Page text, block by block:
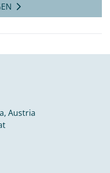
Austria